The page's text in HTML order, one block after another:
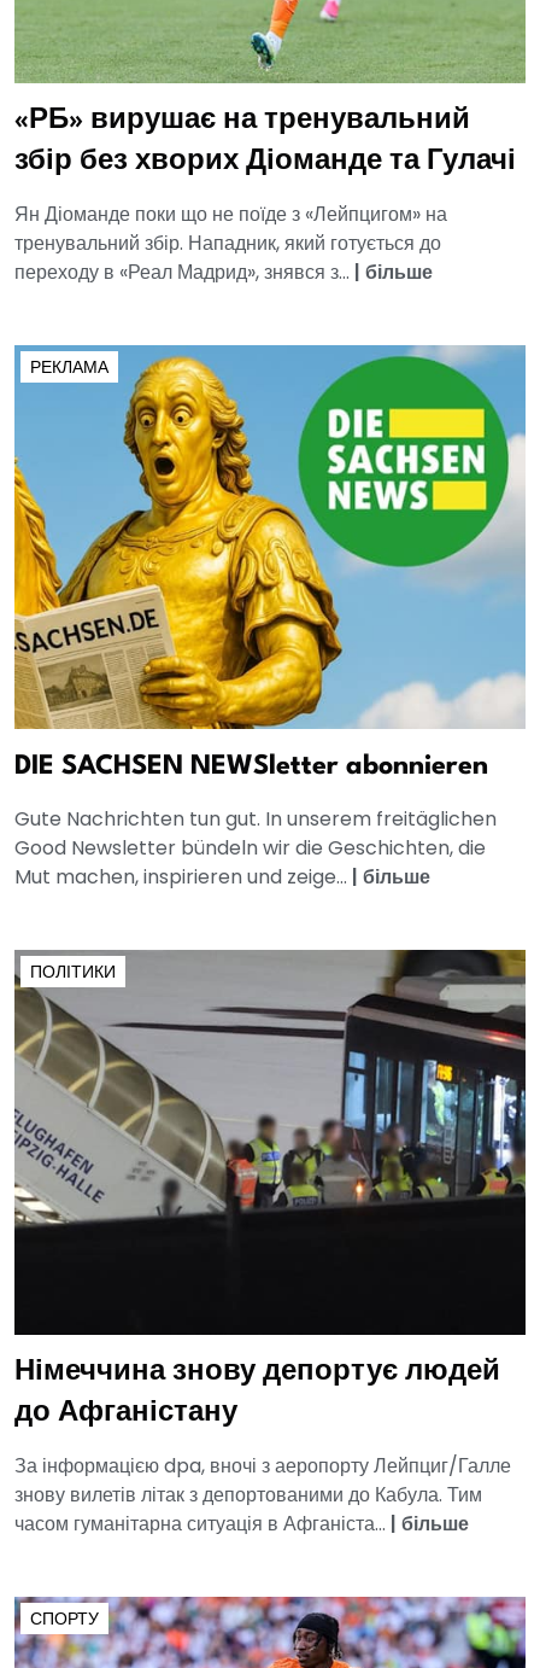
«РБ» вирушає на тренувальний
збір без хворих Діоманде та Гулачі
Ян Діоманде поки що не поїде з «Лейпцигом» на
тренувальний збір. Нападник, який готується до
переходу в «Реал Мадрид», знявся з... | більше
РЕКЛАМА
DIE SACHSEN NEWSletter abonnieren
Gute Nachrichten tun gut. In unserem freitäglichen
Good Newsletter bündeln wir die Geschichten, die
Mut machen, inspirieren und zeige... | більше
ПОЛІТИКИ
Німеччина знову депортує людей
до Афганістану
За інформацією dpa, вночі з аеропорту Лейпциг/Галле
знову вилетів літак з депортованими до Кабула. Тим
часом гуманітарна ситуація в Афганіста... | більше
СПОРТУ